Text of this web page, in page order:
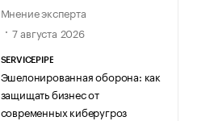
Мнение эксперта
7 августа 2026
SERVICEPIPE
Эшелонированная оборона: как
защищать бизнес от
современных киберугроз